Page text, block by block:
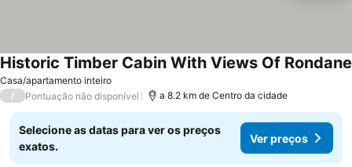
Casa/apartamento inteiro
Historic Timber Cabin With Views Of Rondane
/ Pontuação não disponível a 8.2 km de Centro da cidade
Selecione as datas para ver os preços
exatos.
Ver preços